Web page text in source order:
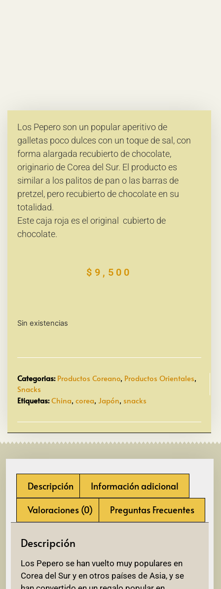
Los Pepero son un popular aperitivo de
galletas poco dulces con un toque de sal, con
forma alargada recubierto de chocolate,
originario de Corea del Sur. El producto es
similar a los palitos de pan o las barras de
pretzel, pero recubierto de chocolate en su
totalidad.
Este caja roja es el original cubierto de
chocolate.
$ 9,500
Sin existencias
Categorias: Productos Coreano, Productos Orientales,
Snacks
Etiquetas:China, corea, Japón, snacks
Descripción
Información adicional
Valoraciones (0)
Preguntas Frecuentes
Descripción
Los Pepero se han vuelto muy populares en
Corea del Sur y en otros países de Asia, y se